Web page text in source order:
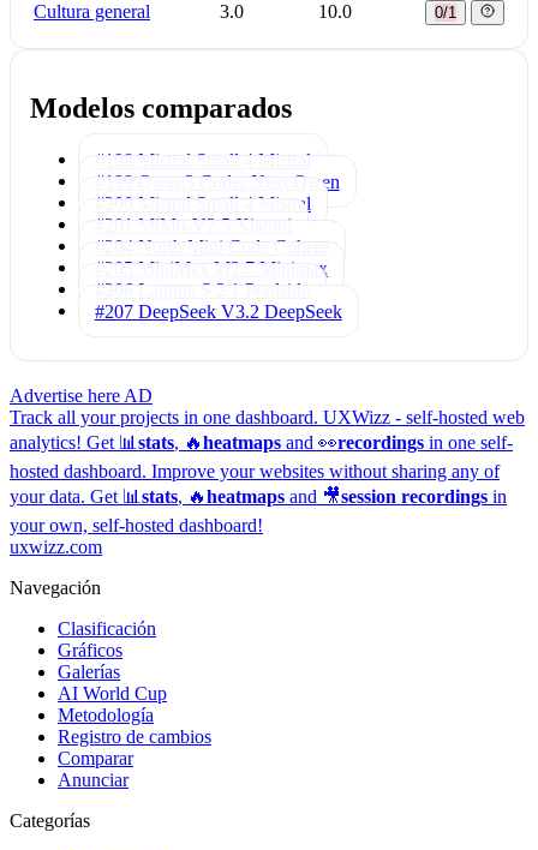
Cultura general 3.0 10.0 0/1
Modelos comparados
#198 Mistral Small 4 Mistral
#199 Qwen3 Coder Next Qwen
#200 Mistral Small 4 Mistral
#201 MiMo-V2.5 Xiaomi
#204 North Mini Code
Cohere
#205 MiniMax M2.7 Minimax
#206 Laguna S 2.1 Poolside
#207 DeepSeek V3.2 DeepSeek
Advertise here AD
Track all your projects in one dashboard. UXWizz - self-hosted web
analytics! Get 📊 stats, 🔥heatmaps and 👀recordings in one self-
hosted dashboard. Improve your websites without sharing any of
your data. Get 📊 stats, 🔥heatmaps and 🎥session recordings in
your own, self-hosted dashboard!
uxwizz.com
Navegación
Clasificación
Gráficos
Galerías
AI World Cup
Metodología
Registro de cambios
Comparar
Anunciar
Categorías